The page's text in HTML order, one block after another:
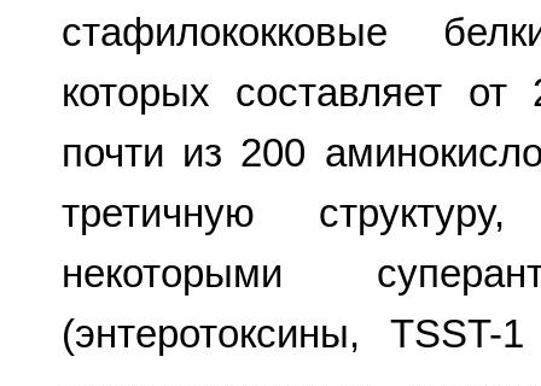
стафилококковые
которых составляет
почти из 200
третичную
некоторыми
(энтеротоксины,